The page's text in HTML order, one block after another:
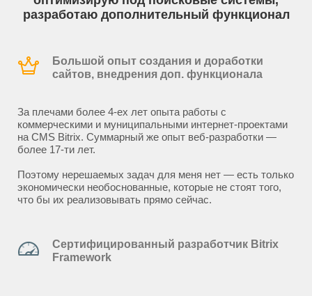
разработаю дополнительный функционал
Большой опыт создания и доработки
сайтов, внедрения доп. функционала
За плечами более 4-ех лет опыта работы с
коммерческими и муниципальными интернет-проектами
на CMS Bitrix. Суммарный же опыт веб-разработки —
более 17-ти лет.
Поэтому нерешаемых задач для меня нет — есть только
экономически необоснованные, которые не стоят того,
что бы их реализовывать прямо сейчас.
Сертифицированный разработчик Bitrix
Framework